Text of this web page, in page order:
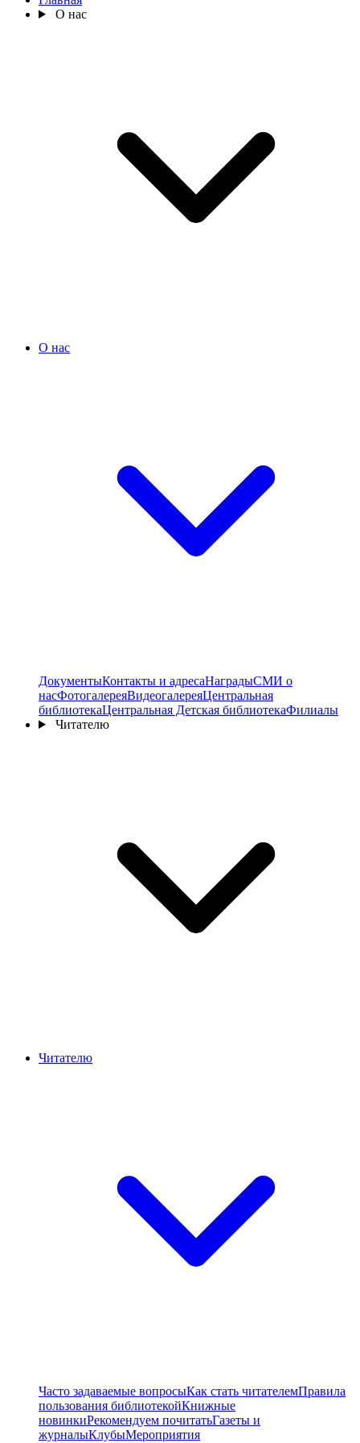
О нас
О нас
ДокументыКонтакты и адресаНаградыСМИ о
насФотогалереяВидеогалереяЦентральная
библиотекаЦентральная Детская библиотекаФилиалы
Читателю
Читателю
Часто задаваемые вопросыКак стать читателемПравила
пользования библиотекойКнижные
новинкиРекомендуем почитатьГазеты и
журналыКлубыМероприятия